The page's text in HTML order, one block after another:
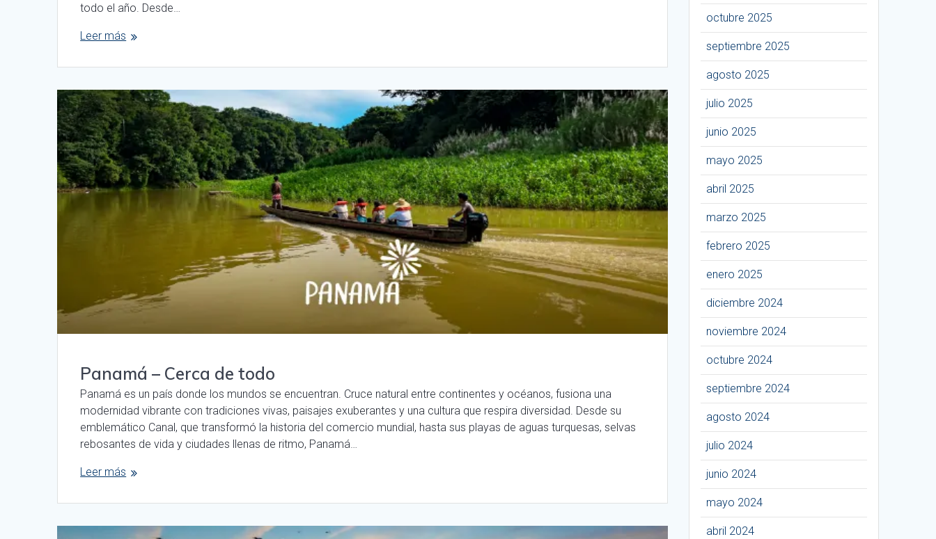
todo el año. Desde…
Leer más
Panamá – Cerca de todo
Panamá es un país donde los mundos se encuentran. Cruce natural entre continentes y océanos, fusiona una
modernidad vibrante con tradiciones vivas, paisajes exuberantes y una cultura que respira diversidad. Desde su
emblemático Canal, que transformó la historia del comercio mundial, hasta sus playas de aguas turquesas, selvas
rebosantes de vida y ciudades llenas de ritmo, Panamá…
Leer más
octubre 2025
septiembre 2025
agosto 2025
julio 2025
junio 2025
mayo 2025
abril 2025
marzo 2025
febrero 2025
enero 2025
diciembre 2024
noviembre 2024
octubre 2024
septiembre 2024
agosto 2024
julio 2024
junio 2024
mayo 2024
abril 2024